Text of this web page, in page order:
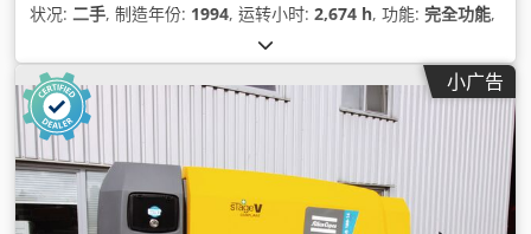
状况: 二手, 制造年份: 1994, 运转小时: 2,674 h, 功能: 完全功能,
小广告